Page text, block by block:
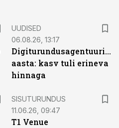
UUDISED
06.08.26, 13:17
Digiturundusagentuuride
aasta: kasv tuli erineva
hinnaga
SISUTURUNDUS
11.06.26, 09:47
T1 Venue